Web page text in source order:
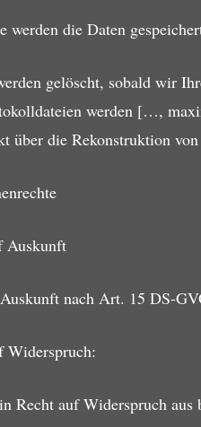
werden die Daten
gelöscht, sobald wir
werden […,
über die Rekonstruktion
Auskunft
nach Art. 15 DS-
Widerspruch:
Recht auf Widerspruch